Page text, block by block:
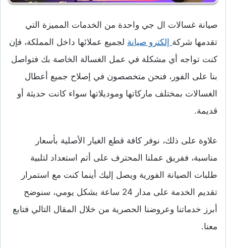
صيانة غسالات ال جي واحدة من الخدمات المميزة التي
تقدمها شركة إلكترو صيانة لجميع عملائها داخل المملكة، فإن
كنت تواجه أي مشكلة في عمل الغسالة الخاصة بك فتواصل
بنا على الفور، فنحن متخصصون في إصلاح جميع أعطال
الغسالات بمختلف ماركاتها وموديلاتها سواء كانت حديثة أو
قديمة.
علاوة على ذلك، نوفر كافة قطع الغيار الأصلية بأسعار
مناسبة، ففريق عملنا المحترف على أتم استعداد لتلبية
طلبات الصيانة الفورية ويصل إليك أينما كنت مع استمرار
تقديم الخدمة على مدار 24 ساعة بشكل يومي، سنوضح
أبرز خدماتنا وعروضنا الحصرية من خلال المقال التالي فتابع
معنا.